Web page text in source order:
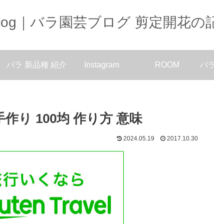
｜バラ園芸ブログ 剪定開花の
バラ 新品種 紹介 Instagram ROOM バ
り 100均 作り方 意味
2024.05.19 2017.10.30